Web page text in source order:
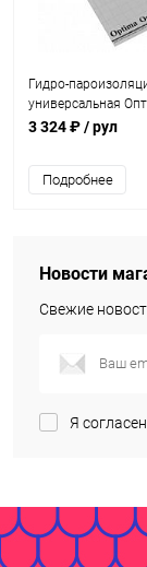
Гидро-
универсальная
+ TAPE
3 324 ₽/ рул
Подробнее
Новости
Свежие
Я